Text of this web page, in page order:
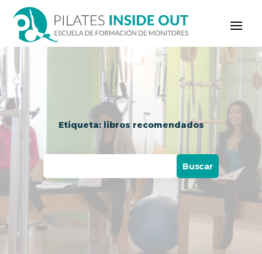
Etiqueta: libros recomendados